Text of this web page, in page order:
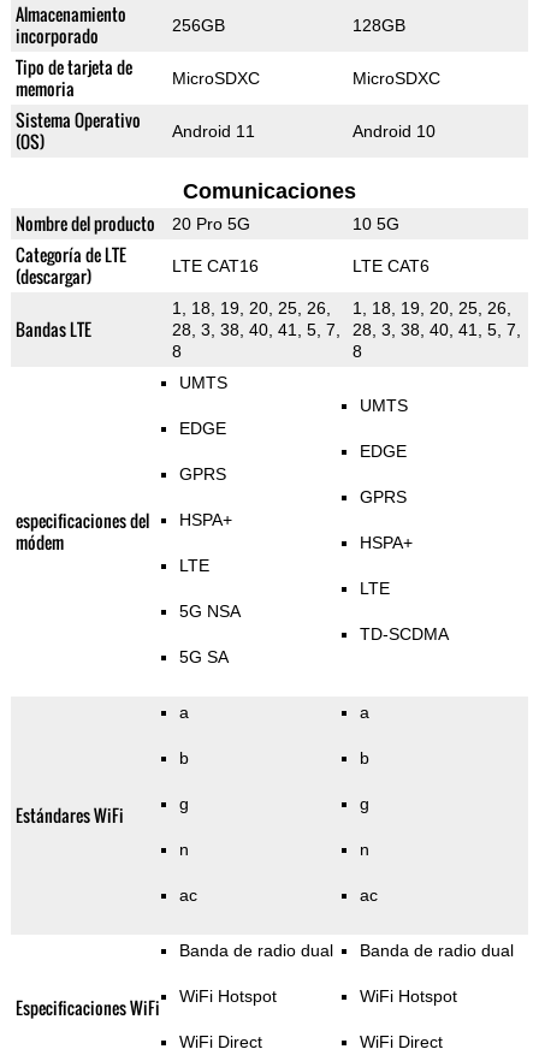
Almacenamiento
incorporado
256GB 128GB
Tipo de tarjeta de
memoria
MicroSDXC MicroSDXC
Sistema Operativo
(OS)
Android 11 Android 10
Comunicaciones
Nombre del producto 20 Pro 5G 10 5G
Categoría de LTE
(descargar)
LTE CAT16 LTE CAT6
Bandas LTE
1, 18, 19, 20, 25, 26,
28, 3, 38, 40, 41, 5, 7,
8
1, 18, 19, 20, 25, 26,
28, 3, 38, 40, 41, 5, 7,
8
especificaciones del
módem
UMTS
EDGE
GPRS
HSPA+
LTE
5G NSA
5G SA
UMTS
EDGE
GPRS
HSPA+
LTE
TD-SCDMA
Estándares WiFi
a
b
g
n
ac
a
b
g
n
ac
Especificaciones WiFi
Banda de radio dual
WiFi Hotspot
WiFi Direct
Banda de radio dual
WiFi Hotspot
WiFi Direct